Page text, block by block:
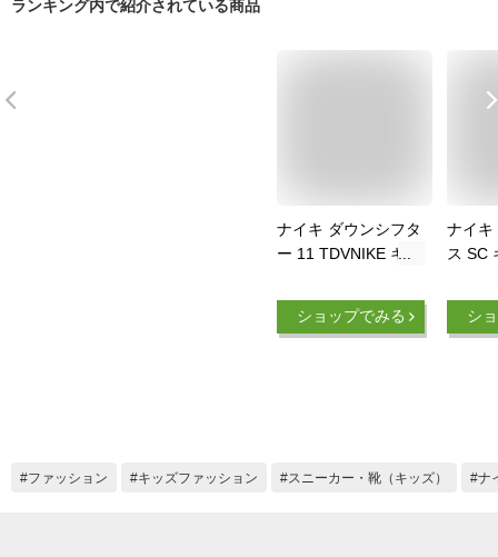
ランキング内で紹介されている商品
ナイキ ダウンシフタ
ー 11 TDVNIKE キッ
子供 キッズ ベビー
ローカット シューズ
ショップでみる
ナイキ
ス SC
キッズ
男の
シ
ファッション キッズファッション スニーカー・靴（キッズ） ナ